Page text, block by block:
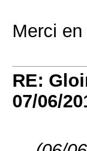
Merci
RE:
07/06/